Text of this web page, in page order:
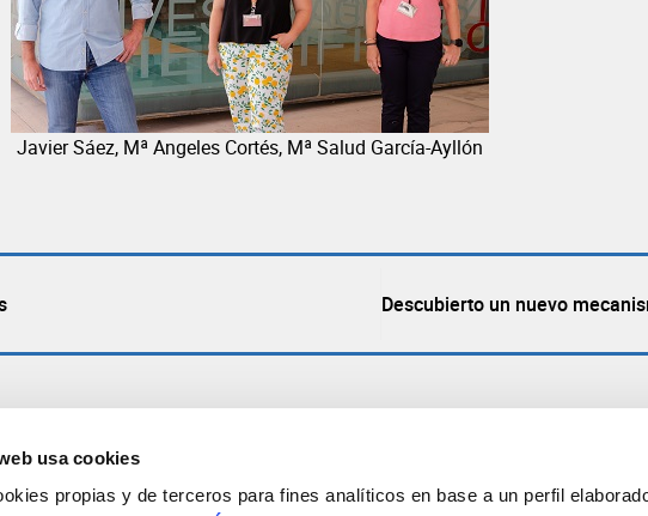
usa cookies
propias y de terceros para fines analíticos en base a un perfil
Javier Sáez, Mª Angeles Cortés, Mª Salud García-Ayllón
Descubierto un nuevo